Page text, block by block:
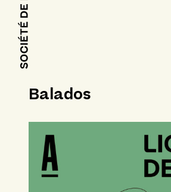
Balados